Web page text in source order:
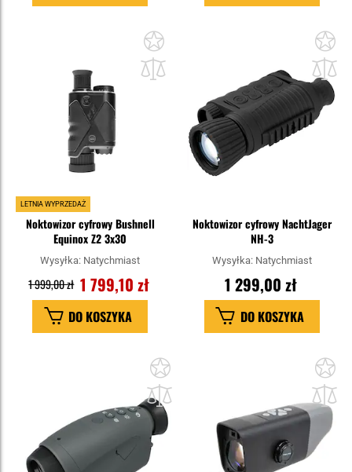
Dodaj
do
schowka
LETNIA WYPRZEDAŻ
Noktowizor cyfrowy Bushnell
Equinox Z2 3x30
Wysyłka: Natychmiast
1 799,10 zł
1 999,00 zł
DO KOSZYKA
do
Noktowizor cyfrowy NachtJager
NH-3
Wysyłka: Natychmiast
1 299,00 zł
DO KOSZYKA
do
schowka
do